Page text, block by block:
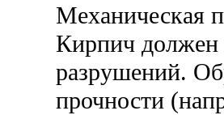
Механическая
Кирпич должен
разрушений.
прочности